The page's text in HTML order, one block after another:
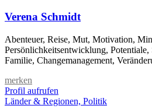
Verena Schmidt
Abenteuer, Reise, Mut, Motivation,
Persönlichkeitsentwicklung,
Familie, Changemanagement,
merken
Profil aufrufen
Länder & Regionen, Politik